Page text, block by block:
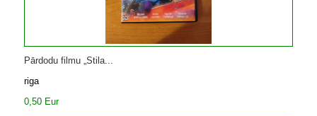
Pārdodu filmu „Stila...
riga
0,50 Eur